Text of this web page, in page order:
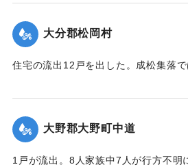
刊3面】
｜固有コード: 00481048
大分郡松岡村
住宅の流出12戸を出した。成松集落
刊3面】
｜固有コード: 00481049
大野郡大野町中道
1戸が流出。8人家族中7人が行方不明